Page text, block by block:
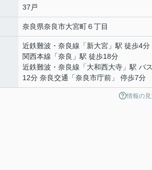
37戸
奈良県奈良市大宮町６丁目
近鉄難波・奈良線 「新大宮 」駅 徒歩4分
関西本線 「奈良 」駅 徒歩18分
近鉄難波・奈良線 「大和西大寺 」駅 バス
12分 奈良交通「奈良市庁前」 停歩7分
情報の